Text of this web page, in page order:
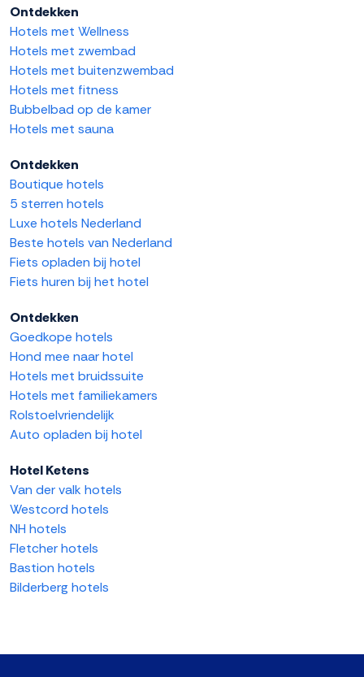
Ontdekken
Hotels met Wellness
Hotels met zwembad
Hotels met buitenzwembad
Hotels met fitness
Bubbelbad op de kamer
Hotels met sauna
Ontdekken
Boutique hotels
5 sterren hotels
Luxe hotels Nederland
Beste hotels van Nederland
Fiets opladen bij hotel
Fiets huren bij het hotel
Ontdekken
Goedkope hotels
Hond mee naar hotel
Hotels met bruidssuite
Hotels met familiekamers
Rolstoelvriendelijk
Auto opladen bij hotel
Hotel Ketens
Van der valk hotels
Westcord hotels
NH hotels
Fletcher hotels
Bastion hotels
Bilderberg hotels